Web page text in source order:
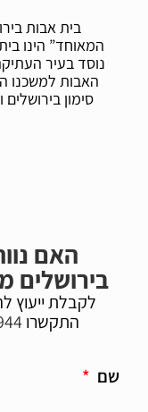
בית אבות
המאוחד” הינו
האבות למשכנו
סימון
הכניסה לבית
תמיד עם תנועה
נמצא הדייר.
היא חוויה של
הבית שוכן
חדר יחיד או
ולתשושים וגם
האם
בירושלים
לקבלת ייעוץ
התקשרו
שם